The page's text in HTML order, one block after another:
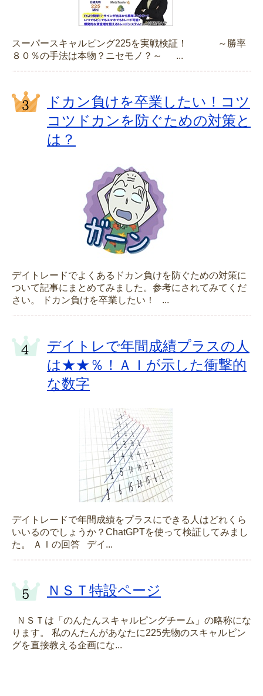
スーパースキャルピング225を実戦検証！ ～勝率
８０％の手法は本物？ニセモノ？～ ...
ドカン負けを卒業したい！コツ
コツドカンを防ぐための対策と
は？
デイトレードでよくあるドカン負けを防ぐための対策に
ついて記事にまとめてみました。参考にされてみてくだ
さい。 ドカン負けを卒業したい！ ...
デイトレで年間成績プラスの人
は★★％！ＡＩが示した衝撃的
な数字
デイトレードで年間成績をプラスにできる人はどれくら
いいるのでしょうか？ChatGPTを使って検証してみまし
た。 ＡＩの回答 デイ...
ＮＳＴ特設ページ
ＮＳＴは「のんたんスキャルピングチーム」の略称にな
ります。 私のんたんがあなたに225先物のスキャルピン
グを直接教える企画にな...